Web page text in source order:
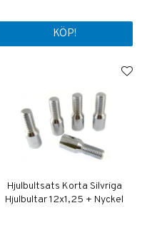
KÖP!
Hjulbultsats Korta Silvriga
Hjulbultar 12x1,25 + Nyckel